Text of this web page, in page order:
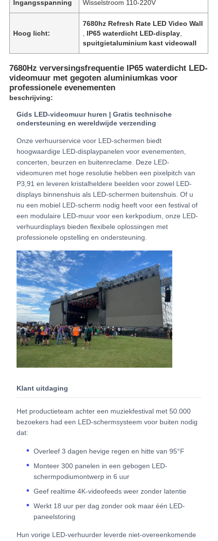
Huis
Producten
Video's
Over Ons
Fabriekstour
Kwaliteitscontrole
Neem contact met ons op
Nieuws
Gevallen
Offerte Aanvragen
LED -schermscherm
Verhuur van LED-schermen
COB LED VIDEO WALL
Transparant LED -display
Ingangsspanning Wisselstroom 110-220V
Hoog licht:
7680hz Refresh Rate LED Video Wall
IP65 waterdicht LED-display
spuitgietaluminium kast videowall
7680Hz verversingsfrequentie IP65 waterdicht LED-
videomuur met gegoten aluminiumkas voor
professionele evenementen
beschrijving:
Gids LED-videomuur huren | Gratis technische
ondersteuning en wereldwijde verzending
Onze verhuurservice voor LED-schermen biedt
hoogwaardige LED-displaypanelen voor evenementen,
concerten, beurzen en buitenreclame. Deze LED-
videomuren met hoge resolutie hebben een pixelpitch van
P3,91 en leveren kristalheldere beelden voor zowel LED-
displays binnenshuis als LED-schermen buitenshuis. Of u
nu een mobiel LED-scherm nodig heeft voor een festival of
een modulaire LED-muur voor een kerkpodium, onze LED-
verhuurdisplays bieden flexibele oplossingen met
professionele opstelling en ondersteuning.
Klant uitdaging
Het productieteam achter een muziekfestival met 50.000
bezoekers had een LED-schermsysteem voor buiten nodig
dat:
Overleef 3 dagen hevige regen en hitte van 95°F
Monteer 300 panelen in een gebogen LED-
schermpodiumontwerp in 6 uur
Geef realtime 4K-videofeeds weer zonder latentie
Werkt 18 uur per dag zonder ook maar één LED-
paneelstoring
Hun vorige LED-verhuurder leverde niet-overeenkomende